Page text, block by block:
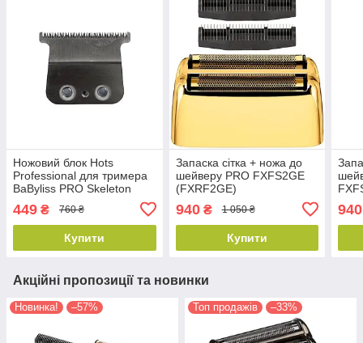
Ножовий блок Hots
Professional для тримера
BaByliss PRO Skeleton
FX7870, FX726E Grey 2.0
(HP-FX707Z2GSE)
449 ₴ 760 ₴
Купити
Запаска сітка + ножа до
шейверу PRO FXFS2GE
(FXRF2GE)
940₴ 1 050 ₴
Купити
940
Акційні пропозиції та новинки
Новинка! –57% Топ продажів –33%